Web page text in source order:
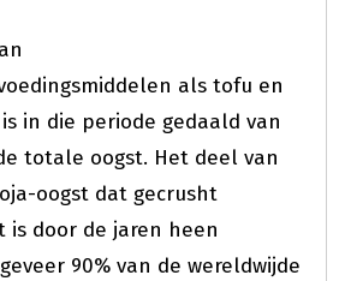
als tofu en
in die periode gedaald van
totale oogst. Het deel van
oogst dat gecrusht
is door de jaren heen
90% van de wereldwijde